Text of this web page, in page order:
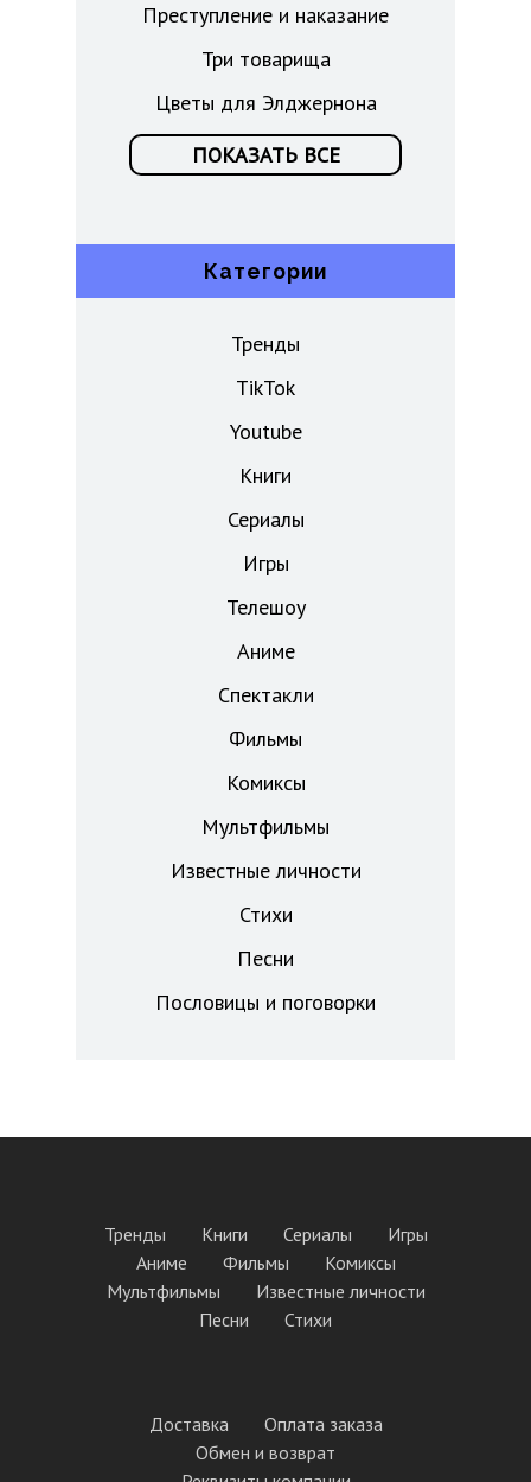
Преступление и наказание
Три товарища
Цветы для Элджернона
ПОКАЗАТЬ ВСЕ
Категории
Тренды
TikTok
Youtube
Книги
Сериалы
Игры
Телешоу
Аниме
Спектакли
Фильмы
Комиксы
Мультфильмы
Известные личности
Стихи
Песни
Пословицы и поговорки
Тренды Книги Сериалы
Игры
Аниме
Фильмы
Комиксы
Мультфильмы
Известные личности
Песни
Стихи
Доставка
Оплата заказа
Обмен и возврат